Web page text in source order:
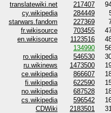
translatewiki.net 217407
cy.wikipedia 284449
starwars.fandom 227369
fr.wikisource 703455
en.wikisource 1123516
134990
ro.wikipedia 546530
ru.wikinews 1473500
ce.wikipedia 866607
fi.wikipedia 622590
no.wikipedia 687528
cs.wikipedia 596542
CDWiki 2183501